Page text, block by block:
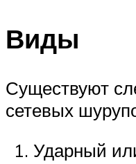
Виды
Существуют
сетевых
Ударный